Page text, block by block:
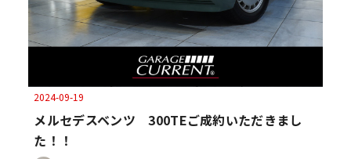
2024-09-19
メルセデスベンツ 300TEご成約いただきまし
た！！